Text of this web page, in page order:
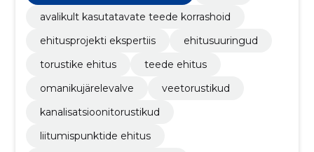
avalikult kasutatavate teede korrashoid
ehitusprojekti ekspertiis
ehitusuuringud
torustike ehitus
teede ehitus
omanikujärelevalve
veetorustikud
kanalisatsioonitorustikud
liitumispunktide ehitus